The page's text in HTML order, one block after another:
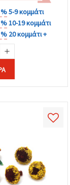
5-9 κομμάτι
10-19 κομμάτι
20 κομμάτι +